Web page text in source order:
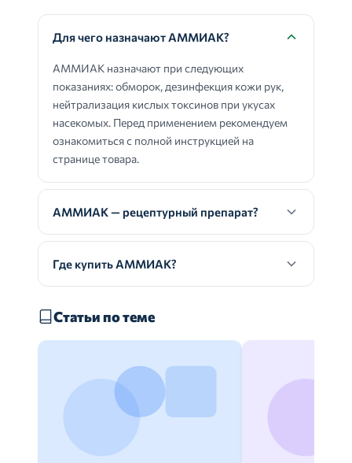
Для чего назначают АММИАК?
АММИАК назначают при следующих
показаниях: обморок, дезинфекция кожи рук,
нейтрализация кислых токсинов при укусах
насекомых. Перед применением рекомендуем
ознакомиться с полной инструкцией на
странице товара.
АММИАК — рецептурный препарат?
Где купить АММИАК?
Статьи по теме